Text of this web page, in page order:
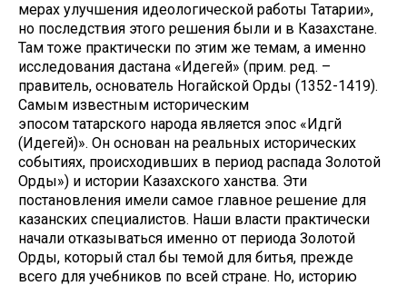
мерах улучшения идеологической работы Татарии»,
но последствия этого решения были и в Казахстане.
Там тоже практически по этим же темам, а именно
исследования дастана «Идегей» (прим. ред. –
правитель, основатель Ногайской Орды (1352-1419).
Самым известным историческим
эпосом татарского народа является эпос «Идәгәй
(Идегей)». Он основан на реальных исторических
событиях, происходивших в период распада Золотой
Орды») и истории Казахского ханства. Эти
постановления имели самое главное решение для
казанских специалистов. Наши власти практически
начали отказываться именно от периода Золотой
Орды, который стал бы темой для битья, прежде
всего для учебников по всей стране. Но, историю